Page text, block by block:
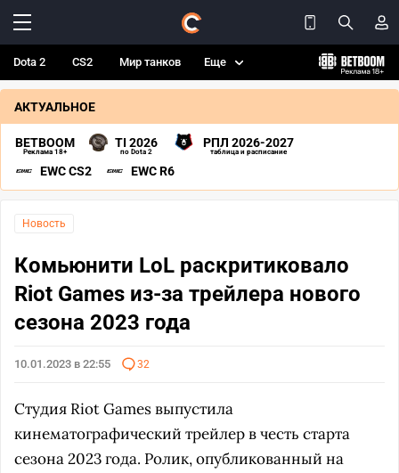
Dota 2 CS2 Мир танков Еще
АКТУАЛЬНОЕ
BETBOOM
Реклама 18+
TI 2026
по Dota 2
РПЛ 2026-2027
таблица и расписание
EWC CS2 EWC R6
Новость
Комьюнити LoL раскритиковало
Riot Games из-за трейлера нового
сезона 2023 года
10.01.2023 в 22:55 32
Студия Riot Games выпустила
кинематографический трейлер в честь старта
сезона 2023 года. Ролик, опубликованный на